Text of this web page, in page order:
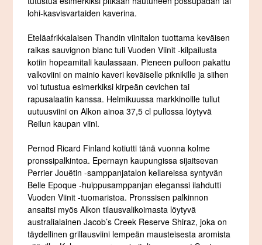
lohi-kasvisvartaiden kaverina.
Eteläafrikkalaisen Thandin viinitalon tuottama keväisen
raikas sauvignon blanc tuli Vuoden Viinit -kilpailusta
kotiin hopeamitali kaulassaan. Pieneen pulloon pakattu
valkoviini on mainio kaveri keväiselle piknikille ja siihen
voi tutustua esimerkiksi kirpeän cevichen tai
rapusalaatin kanssa. Helmikuussa markkinoille tullut
uutuusviini on Alkon ainoa 37,5 cl pullossa löytyvä
Reilun kaupan viini.
Pernod Ricard Finland kotiutti tänä vuonna kolme
pronssipalkintoa. Epernayn kaupungissa sijaitsevan
Perrier Jouëtin -samppanjatalon kellareissa syntyvän
Belle Epoque -huippusamppanjan eleganssi ilahdutti
Vuoden Viinit -tuomaristoa. Pronssisen palkinnon
ansaitsi myös Alkon tilausvalikoimasta löytyvä
australialainen Jacob’s Creek Reserve Shiraz, joka on
täydellinen grillausviini lempeän mausteisesta aromista